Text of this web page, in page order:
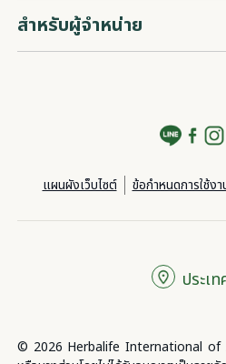
สำหรับผู้จำหน่าย
แผนผังเว็บไซต์ ข้อกำหนดการใช้งา
© 2026 Herbalife International of
ประเ